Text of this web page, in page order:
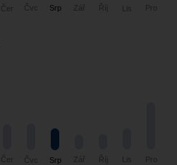
Čer Srp Zář Říj Lis Pro
Čer Srp Zář Říj Lis Pro